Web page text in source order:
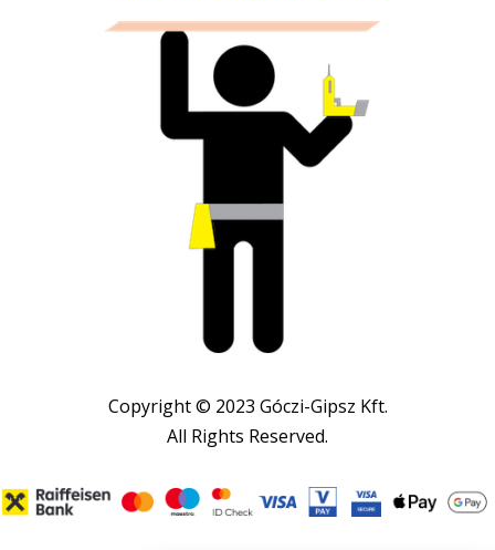
Copyright © 2023 Góczi-Gipsz Kft.
All Rights Reserved.